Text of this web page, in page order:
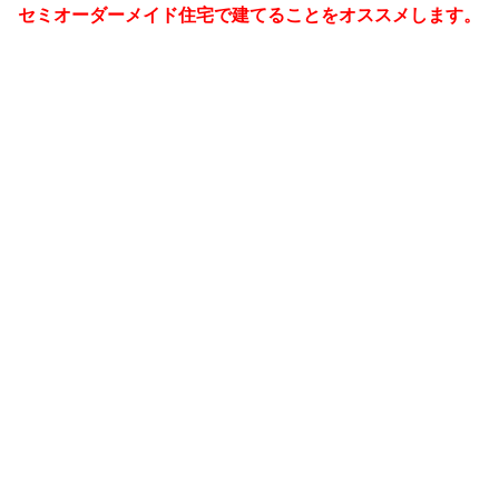
セミオーダーメイド住宅で建てることをオススメします。